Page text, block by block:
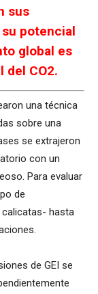
sus
potencial
global es
del CO2.
una técnica
sobre una
se extrajeron
con un
Para evaluar
de
hasta
de GEI se